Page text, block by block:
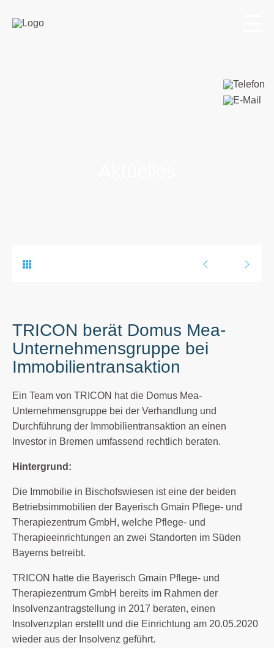
TRICON berät Domus Mea-
Unternehmensgruppe bei
Immobilientransaktion
Ein Team von TRICON hat die Domus Mea-
Unternehmensgruppe bei der Verhandlung und
Durchführung der Immobilientransaktion an einen
Investor in Bremen umfassend rechtlich beraten.
Hintergrund:
Die Immobilie in Bischofswiesen ist eine der beiden
Betriebsimmobilien der Bayerisch Gmain Pflege- und
Therapiezentrum GmbH, welche Pflege- und
Therapieeinrichtungen an zwei Standorten im Süden
Bayerns betreibt.
TRICON hatte die Bayerisch Gmain Pflege- und
Therapiezentrum GmbH bereits im Rahmen der
Insolvenzantragstellung in 2017 beraten, einen
Insolvenzplan erstellt und die Einrichtung am 20.05.2020
wieder aus der Insolvenz geführt.